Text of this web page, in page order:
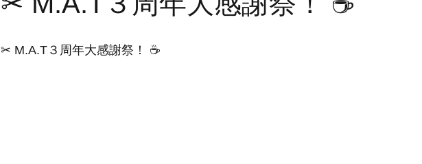
✂︎ M.A.T３周年大感謝祭！ ☕️